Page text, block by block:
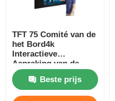
TFT 75 Comité van de
het Bord4k
Interactieve
Aanraking van de
Duim het Interactieve
Vertoning Nano
Beste prijs